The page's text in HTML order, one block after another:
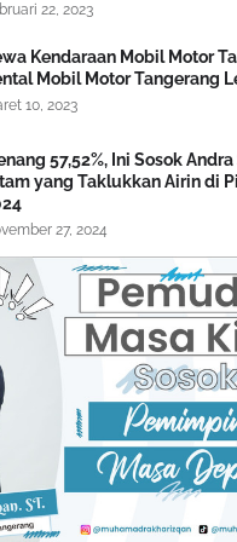
22, 2023
Kendaraan Mobil Motor
Mobil Motor Tangerang
10, 2023
57,52%, Ini Sosok
yang Taklukkan Airin di
27, 2024